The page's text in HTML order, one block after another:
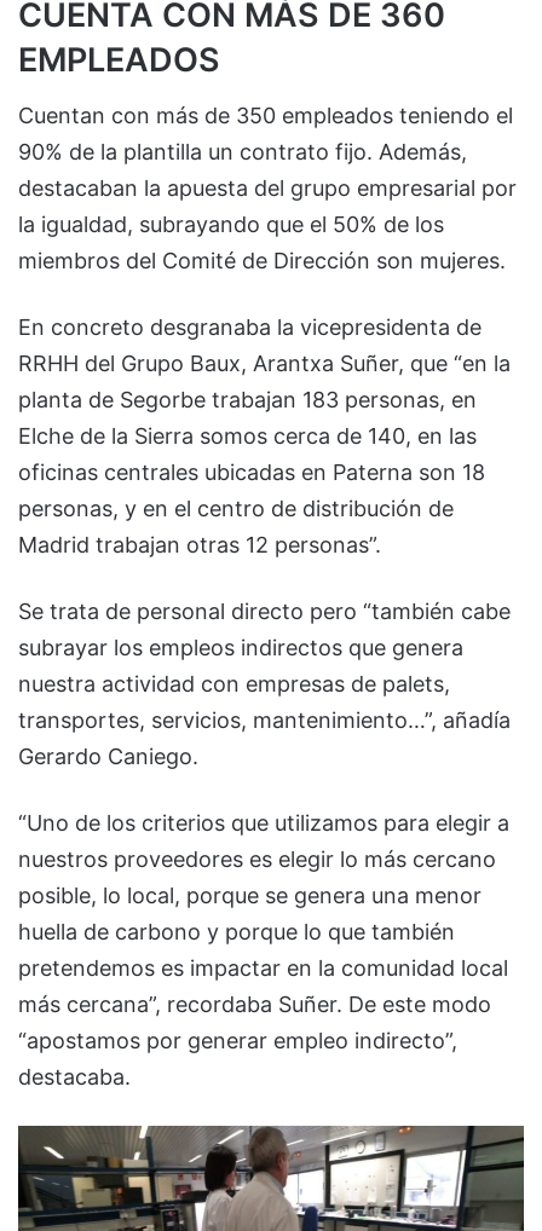
CUENTA CON MÁS DE 360
EMPLEADOS
Cuentan con más de 350 empleados teniendo el
90% de la plantilla un contrato fijo. Además,
destacaban la apuesta del grupo empresarial por
la igualdad, subrayando que el 50% de los
miembros del Comité de Dirección son mujeres.
En concreto desgranaba la vicepresidenta de
RRHH del Grupo Baux, Arantxa Suñer, que “en la
planta de Segorbe trabajan 183 personas, en
Elche de la Sierra somos cerca de 140, en las
oficinas centrales ubicadas en Paterna son 18
personas, y en el centro de distribución de
Madrid trabajan otras 12 personas”.
Se trata de personal directo pero “también cabe
subrayar los empleos indirectos que genera
nuestra actividad con empresas de palets,
transportes, servicios, mantenimiento…”, añadía
Gerardo Caniego.
“Uno de los criterios que utilizamos para elegir a
nuestros proveedores es elegir lo más cercano
posible, lo local, porque se genera una menor
huella de carbono y porque lo que también
pretendemos es impactar en la comunidad local
más cercana”, recordaba Suñer. De este modo
“apostamos por generar empleo indirecto”,
destacaba.